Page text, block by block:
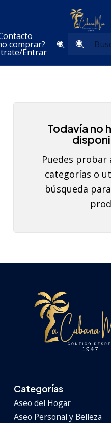
comprar?
Entrar
Inicio
Aseo
Todavía no
Puedes probar
categorías o
búsqueda
Categorías
Aseo del Hogar
Aseo Personal y Belleza